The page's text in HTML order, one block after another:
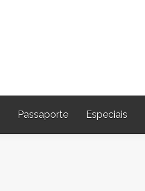
Passaporte Especiais